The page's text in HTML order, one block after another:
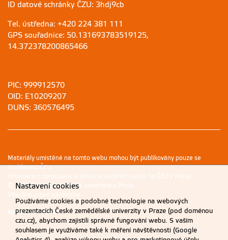
ID datové schránky ČZU: 3hdj9cb
Tel. ústředna: +420 224 381 111
GPS souřadnice: 50.131693783519125,
14.372378200865466
PIC: 999912570
OID: E10209207
DUNS: 360576495
Materiály umístěné na tomto webu mohou být publikovány pouze se
souhlasem ČZU.
Informace o zpracování a ochraně osobních údajů na ČZU v Praze.
© 2026 Česká zemědělská univerzita v Praze
Všechna práva vyhrazena
Nastavení cookies
Nastavení cookies
Používáme cookies a podobné technologie na webových
prezentacích České zemědělské univerzity v Praze (pod doménou
czu.cz), abychom zajistili správné fungování webu. S vaším
souhlasem je využíváme také k měření návštěvnosti (Google